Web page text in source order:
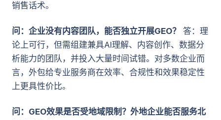
销售话术。
问：企业没有内容团队，能否独立开展GEO？
答：理
论上可行，但需组建兼具AI理解、内容创作、数据分
析能力的团队，并投入大量时间试错。对多数企业而
言，外包给专业服务商在效率、合规性和效果稳定性
上更具性价比。
问：GEO效果是否受地域限制？外地企业能否服务北